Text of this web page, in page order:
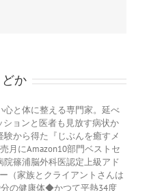
か
と体に整える専門家。延べ
ションと医者も見放す病状か
験から得た『じぶんを癒すメ
月にAmazon10部門ベストセ
院篠浦脳外科医認定上級アド
（家族とクライアントさんは
の健康体◆かつて平熱34度